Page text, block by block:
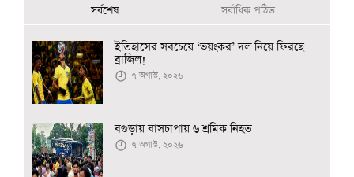
সর্বশেষ সর্বাধিক পঠিত
ইতিহাসের সবচেয়ে ‘ভয়ংকর’ দল নিয়ে ফিরছে
ব্রাজিল!
৭ অগাস্ট, ২০২৬
বগুড়ায় বাসচাপায় ৬ শ্রমিক নিহত
৭ অগাস্ট, ২০২৬